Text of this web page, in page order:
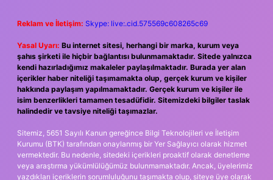
Reklam ve İletişim: Skype: live:.cid.575569c608265c69
Yasal Uyarı: Bu internet sitesi, herhangi bir marka, kurum veya
şahıs şirketi ile hiçbir bağlantısı bulunmamaktadır. Sitede yalnızca
kendi hazırladığımız makaleler paylaşılmaktadır. Burada yer alan
içerikler haber niteliği taşımamakta olup, gerçek kurum ve kişiler
hakkında paylaşım yapılmamaktadır. Gerçek kurum ve kişiler ile
isim benzerlikleri tamamen tesadüfidir. Sitemizdeki bilgiler taslak
halindedir ve tavsiye niteliği taşımazlar.
Sitemiz, 5651 Sayılı Kanun gereğince Bilgi Teknolojileri ve İletişim
Kurumu (BTK) tarafından onaylanmış bir Yer Sağlayıcı olarak hizmet
vermektedir. Bu nedenle, sitedeki içerikleri proaktif olarak denetleme
veya araştırma yükümlülüğümüz bulunmamaktadır. Ancak, üyelerimiz
yazdıkları içeriklerin sorumluluğunu taşımakta olup, siteye üye olarak